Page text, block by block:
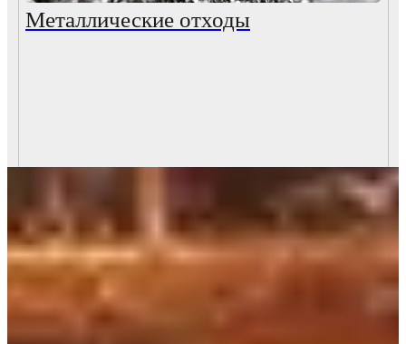
Металлические отходы